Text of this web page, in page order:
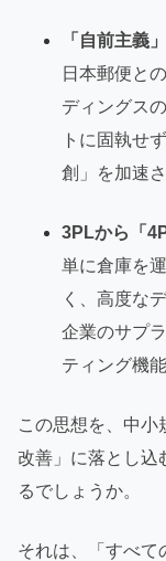
「自前主義
日本郵便と
ディングス
トに固執せ
創」を加速
3PLから「
単に倉庫を
く、高度な
企業のサプ
ティング機
この思想を、中小
改善」に落とし込
るでしょうか。
それは、「すべて